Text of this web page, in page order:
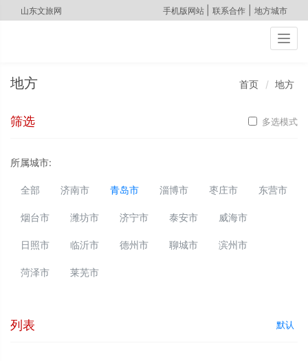
山东文旅网 手机版网站 联系合作 地方城市
地方 首页 地方
筛选 多选模式
所属城市:
全部 济南市 青岛市 淄博市 枣庄市 东营市
烟台市 潍坊市 济宁市 泰安市 威海市
日照市 临沂市 德州市 聊城市 滨州市
菏泽市 莱芜市
列表 默认